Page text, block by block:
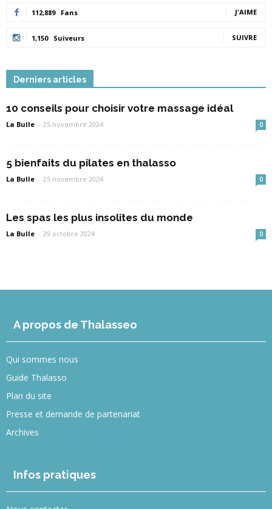
112,889 Fans J'AIME
1,150 Suiveurs SUIVRE
Derniers articles
10 conseils pour choisir votre massage idéal
La Bulle - 25 novembre 2024 0
5 bienfaits du pilates en thalasso
La Bulle - 25 novembre 2024 0
Les spas les plus insolites du monde
La Bulle - 29 octobre 2024 0
A propos de Thalasseo
Qui sommes nous
Guide Thalasso
Plan du site
Presse et demande de partenariat
Archives
Infos pratiques